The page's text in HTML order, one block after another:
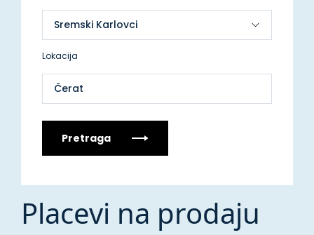
Lokacija
Čerat
Pretraga
Placevi na prodaju